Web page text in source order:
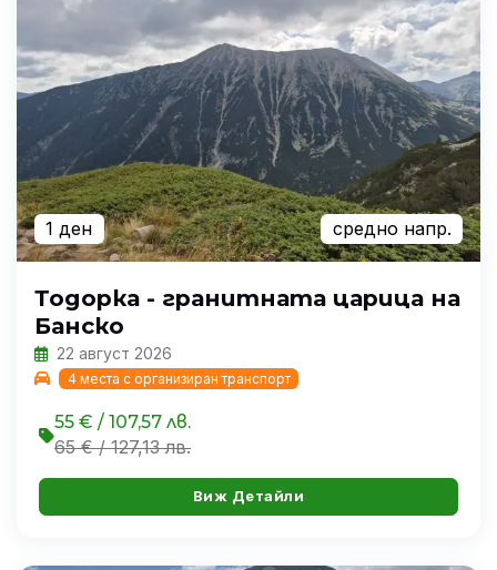
1 ден средно напр.
Тодорка - гранитната царица на
Банско
22 август 2026
4 места с организиран транспорт
55 € / 107,57 лв.
65 € / 127,13 лв.
Виж Детайли